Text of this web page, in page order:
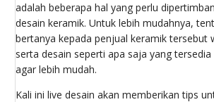
adalah beberapa hal yang perlu
desain keramik. Untuk lebih mudahnya,
bertanya kepada penjual keramik tersebut
serta desain seperti apa saja yang
agar lebih mudah.
Kali ini live desain akan memberikan tips